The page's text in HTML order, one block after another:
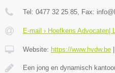
Tel: 0477 32 25 85, Fax:
E-mail › Hoefkens Advocaten|
Website: https://www.hvdw.be
Een jong en dynamisch